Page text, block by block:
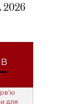
2026